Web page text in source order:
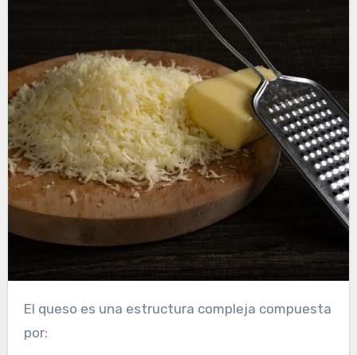
El queso es una estructura compleja compuesta
por: